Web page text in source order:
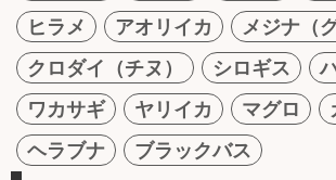
ヒラメ
アオリイカ
メジナ（
クロダイ（チヌ）
シロギス
ワカサギ
ヤリイカ マグロ
ヘラブナ
ブラックバス